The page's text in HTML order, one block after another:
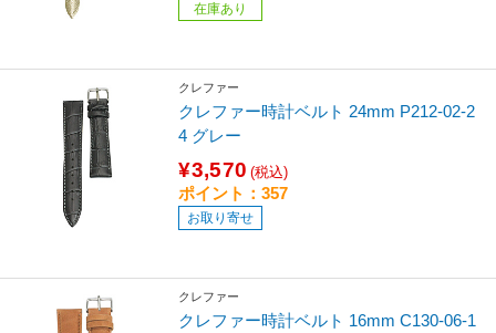
在庫あり
クレファー
クレファー時計ベルト 24mm P212-02-2
4 グレー
¥3,570 (税込)
ポイント：357
お取り寄せ
クレファー
クレファー時計ベルト 16mm C130-06-1